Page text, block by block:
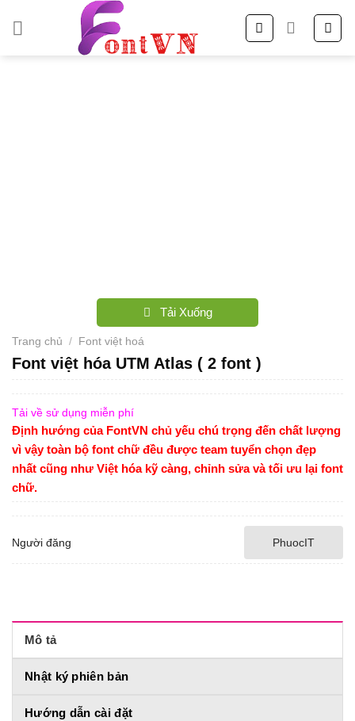
Tải Xuống
Trang chủ / Font việt hoá
Font việt hóa UTM Atlas ( 2 font )
Tải về sử dụng miễn phí
Định hướng của FontVN chủ yếu chú trọng đến chất lượng
vì vậy toàn bộ font chữ đều được team tuyển chọn đẹp
nhất cũng như Việt hóa kỹ càng, chỉnh sửa và tối ưu lại font
chữ.
Người đăng PhuocIT
Mô tả
Nhật ký phiên bản
Hướng dẫn cài đặt